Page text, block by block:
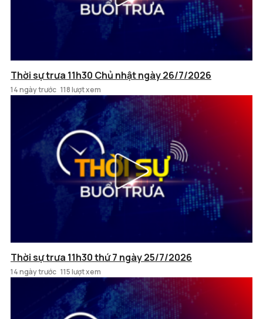
Thời sự trưa 11h30 Chủ nhật ngày 26/7/2026
14 ngày trước 118 lượt xem
Thời sự trưa 11h30 thứ 7 ngày 25/7/2026
14 ngày trước 115 lượt xem